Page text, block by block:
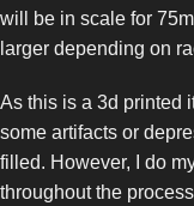
will be in scale for
larger depending on
As this is a 3d printed
some artifacts or
filled. However, I do
throughout the